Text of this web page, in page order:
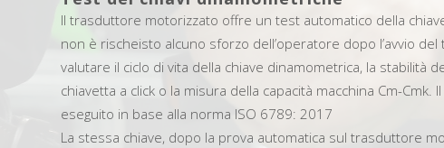
Il trasduttore motorizzato offre un test automatico della
non è rischeisto alcuno sforzo dell’operatore dopo l’avvio
valutare il ciclo di vita della chiave dinamometrica, la stabilità
chiavetta a click o la misura della capacità macchina Cm-Cmk.
eseguito in base alla norma ISO 6789: 2017
La stessa chiave, dopo la prova automatica sul trasduttore